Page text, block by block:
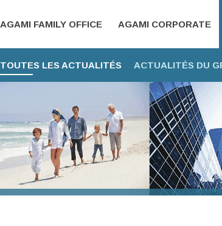
AGAMI FAMILY OFFICE AGAMI CORPORATE
TOUTES LES ACTUALITÉS ACTUALITÉS DU